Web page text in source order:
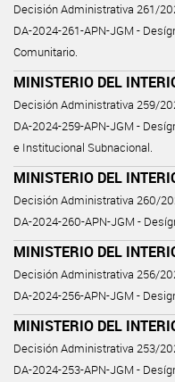
Decisión Administrativa 261/
DA-2024-261-APN-JGM -
Comunitario.
MINISTERIO DEL
Decisión Administrativa 259/
DA-2024-259-APN-JGM -
e Institucional Subnacional.
MINISTERIO DEL
Decisión Administrativa 260/
DA-2024-260-APN-JGM -
MINISTERIO DEL
Decisión Administrativa 256/
DA-2024-256-APN-JGM -
MINISTERIO DEL
Decisión Administrativa 253/
DA-2024-253-APN-JGM -